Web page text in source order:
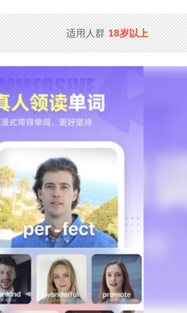
适用人群 18岁以上